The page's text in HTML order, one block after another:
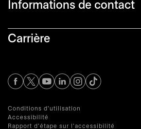
Informations de contact​
Carrière
s’ouvre dans un nouvel onglet
s’ouvre dans un nouvel onglet
s’ouvre dans un nouvel
s’ouvre dans un
s’ouvre dans un
Conditions d'utilisation
Accessibilité
Rapport d'étape sur l'accessibilité